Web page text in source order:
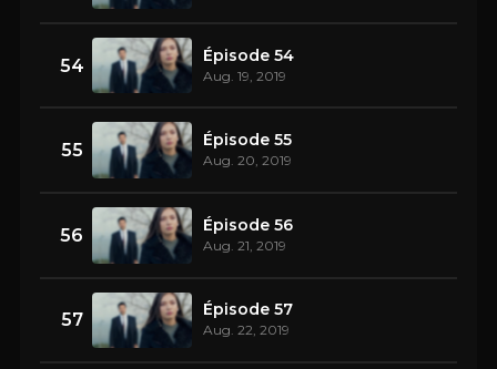
54 Épisode 54
Aug. 19, 2019
55 Épisode 55
Aug. 20, 2019
56 Épisode 56
Aug. 21, 2019
57 Épisode 57
Aug. 22, 2019